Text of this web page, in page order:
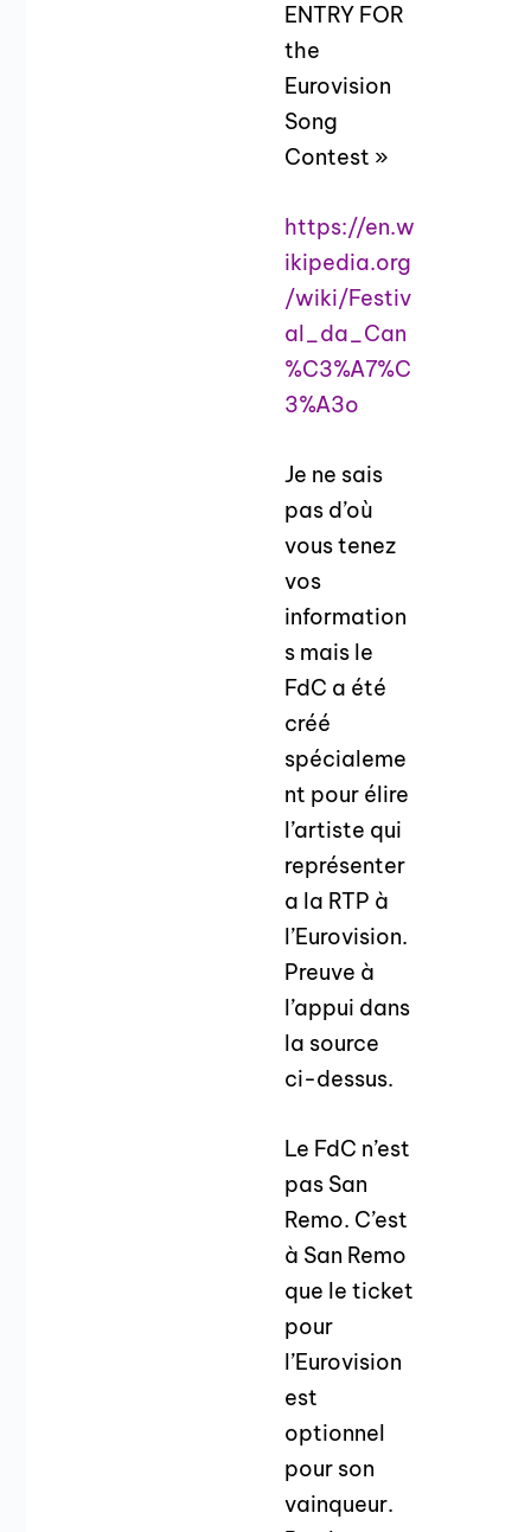
ENTRY FOR
the
Eurovision
Song
Contest »
https://en.w
ikipedia.org
/wiki/Festiv
al_da_Can
%C3%A7%C
3%A3o
Je ne sais
pas d’où
vous tenez
vos
information
s mais le
FdC a été
créé
spécialeme
nt pour élire
l’artiste qui
représenter
a la RTP à
l’Eurovision.
Preuve à
l’appui dans
la source
ci-dessus.
Le FdC n’est
pas San
Remo. C’est
à San Remo
que le ticket
pour
l’Eurovision
est
optionnel
pour son
vainqueur.